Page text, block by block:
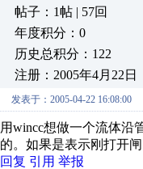
帖子：1帖 | 57回
年度积分：0
历史总积分：122
注册：2005年4月22日
发表于：2005-04-22 16:08:00
用wincc想做一个流体沿
的。如果是表示刚打开
回复 引用 举报